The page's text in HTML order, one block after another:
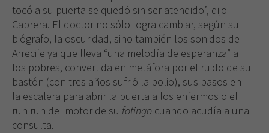
tocó a su puerta se quedó sin ser atendido”, dijo
Cabrera. El doctor no sólo logra cambiar, según su
biógrafo, la oscuridad, sino también los sonidos de
Arrecife ya que lleva “una melodía de esperanza” a
los pobres, convertida en metáfora por el ruido de su
bastón (con tres años sufrió la polio), sus pasos en
la escalera para abrir la puerta a los enfermos o el
run run del motor de su fotingo cuando acudía a una
consulta.